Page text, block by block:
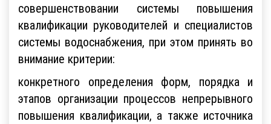
совершенствовании системы повышения
квалификации руководителей и специалистов
системы водоснабжения, при этом принять во
внимание критерии:
конкретного определения форм, порядка и
этапов организации процессов непрерывного
повышения квалификации, а также источника